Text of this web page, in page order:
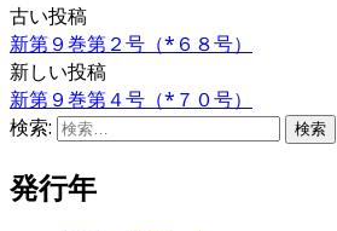
古い投稿
新第９巻第２号（*６８号）
新しい投稿
新第９巻第４号（*７０号）
検索:
発行年